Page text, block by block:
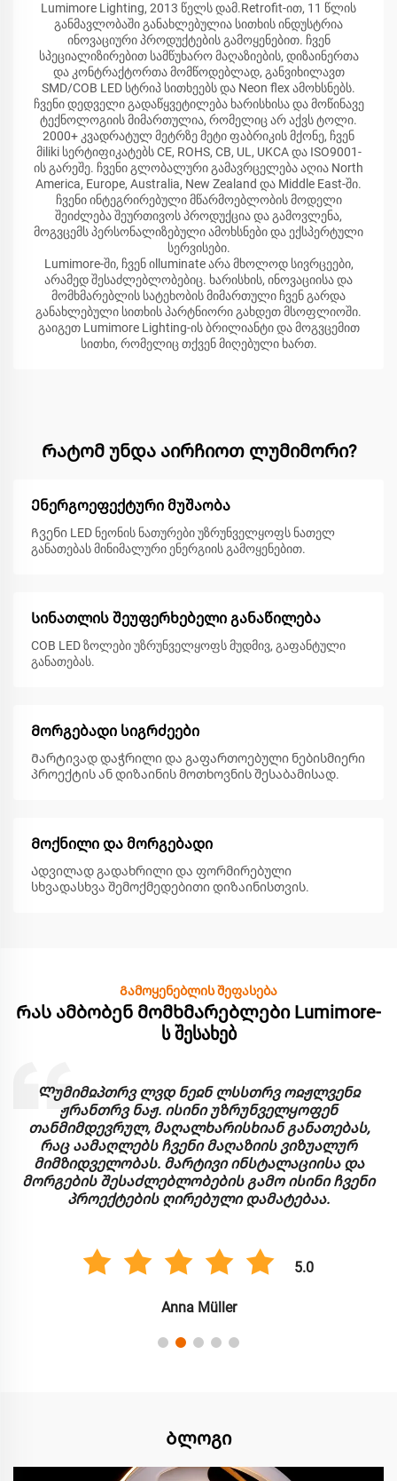
Lumimore Lighting, 2013 წელს დამ.Retrofit-ით, 11 წლის
განმავლობაში განახლებულია სითხის ინდუსტრია
ინოვაციური პროდუქტების გამოყენებით. ჩვენ
სპეციალიზირებით სამწუხარო მაღაზიების, დიზაინერთა
და კონტრაქტორთა მომწოდებლად, განვიხილავთ
SMD/COB LED სტრიპ სითხეებს და Neon flex ამოხსნებს.
ჩვენი დედველი გადაწყვეტილება ხარისხისა და მოწინავე
ტექნოლოგიის მიმართულია, რომელიც არ აქვს ტოლი.
2000+ კვადრატულ მეტრზე მეტი ფაბრიკის მქონე, ჩვენ
მiliki სერტიფიკატებს CE, ROHS, CB, UL, UKCA და ISO9001-
ის გარეშე. ჩვენი გლობალური გამავრცელება აღია North
America, Europe, Australia, New Zealand და Middle East-ში.
ჩვენი ინტეგრირებული მწარმოებლობის მოდელი
შეიძლება შეურთივოს პროდუქცია და გამოვლენა,
მოგვცემს პერსონალიზებული ამოხსნები და ექსპერტული
სერვისები.
Lumimore-ში, ჩვენ იlluminate არა მხოლოდ სივრცეები,
არამედ შესაძლებლობებიც. ხარისხის, ინოვაციისა და
მომხმარებლის სატეხობის მიმართული ჩვენ გარდა
განახლებული სითხის პარტნიორი გახდეთ მსოფლიოში.
გაიგეთ Lumimore Lighting-ის ბრილიანტი და მოგვცემით
სითხი, რომელიც თქვენ მიღებული ხართ.
Რატომ უნდა აირჩიოთ ლუმიმორი?
Ენერგოეფექტური მუშაობა
Ჩვენი LED ნეონის ნათურები უზრუნველყოფს ნათელ
განათებას მინიმალური ენერგიის გამოყენებით.
Სინათლის შეუფერხებელი განაწილება
COB LED ზოლები უზრუნველყოფს მუდმივ, გაფანტული
განათებას.
Მორგებადი სიგრძეები
Მარტივად დაჭრილი და გაფართოებული ნებისმიერი
პროექტის ან დიზაინის მოთხოვნის შესაბამისად.
Მოქნილი და მორგებადი
Ადვილად გადახრილი და ფორმირებული
სხვადასხვა შემოქმედებითი დიზაინისთვის.
Გამოყენებლის შეფასება
Რას ამბობენ მომხმარებლები Lumimore-
ს შესახებ
Ლუმიმჲპთრვ ლვდ ნეჲნ ლსსთრვ ოჲჟლვენჲ
ჟრანთრვ ნაჟ. ისინი უზრუნველყოფენ
თანმიმდევრულ, მაღალხარისხიან განათებას,
რაც აამაღლებს ჩვენი მაღაზიის ვიზუალურ
მიმზიდველობას. მარტივი ინსტალაციისა და
მორგების შესაძლებლობების გამო ისინი ჩვენი
პროექტების ღირებული დამატებაა.
5.0
Anna Müller
Ბლოგი